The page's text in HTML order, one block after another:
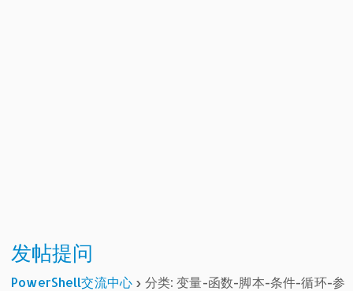
发帖提问
PowerShell交流中心 › 分类: 变量-函数-脚本-条件-循环-参